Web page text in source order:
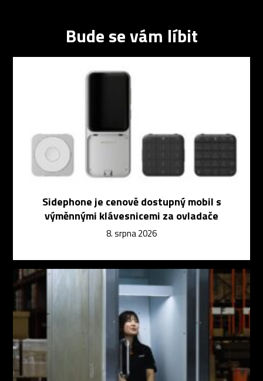
Bude se vám líbit
Sidephone je cenově dostupný mobil s
výměnnými klávesnicemi za ovladače
8. srpna 2026